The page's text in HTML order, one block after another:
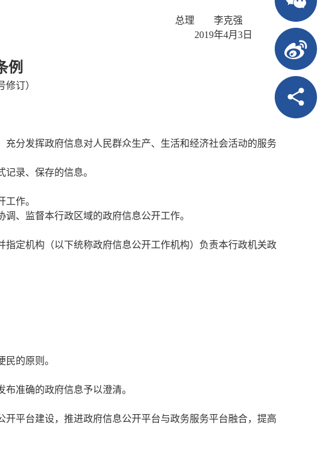
总理 李克强
2019年4月3日
例
订）
分发挥政府信息对人民群众生产、生活和经济社会活动的服务
录、保存的信息。
作。
、监督本行政区域的政府信息公开工作。
定机构（以下统称政府信息公开工作机构）负责本行政机关政
的原则。
准确的政府信息予以澄清。
平台建设，推进政府信息公开平台与政务服务平台融合，提高